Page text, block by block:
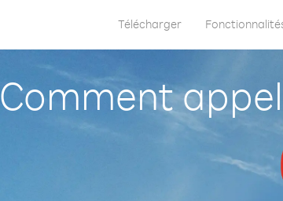
Télécharger
Comment